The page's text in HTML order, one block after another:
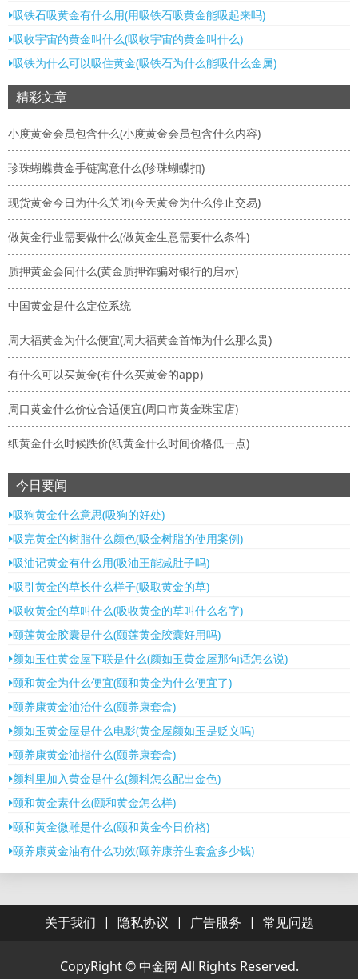
吸铁石吸黄金有什么用(用吸铁石吸黄金能吸起来吗)
吸收宇宙的黄金叫什么(吸收宇宙的黄金叫什么)
吸铁为什么可以吸住黄金(吸铁石为什么能吸什么金属)
精彩文章
小度黄金会员包含什么(小度黄金会员包含什么内容)
珍珠蝴蝶黄金手链寓意什么(珍珠蝴蝶扣)
现货黄金今日为什么关闭(今天黄金为什么停止交易)
做黄金行业需要做什么(做黄金生意需要什么条件)
质押黄金会问什么(黄金质押诈骗对银行的启示)
中国黄金是什么定位系统
周大福黄金为什么便宜(周大福黄金首饰为什么那么贵)
有什么可以买黄金(有什么买黄金的app)
周口黄金什么价位合适便宜(周口市黄金珠宝店)
纸黄金什么时候跌价(纸黄金什么时间价格低一点)
今日要闻
吸狗黄金什么意思(吸狗的好处)
吸完黄金的树脂什么颜色(吸金树脂的使用案例)
吸油记黄金有什么用(吸油王能减肚子吗)
吸引黄金的草长什么样子(吸取黄金的草)
吸收黄金的草叫什么(吸收黄金的草叫什么名字)
颐莲黄金胶囊是什么(颐莲黄金胶囊好用吗)
颜如玉住黄金屋下联是什么(颜如玉黄金屋那句话怎么说)
颐和黄金为什么便宜(颐和黄金为什么便宜了)
颐养康黄金油治什么(颐养康套盒)
颜如玉黄金屋是什么电影(黄金屋颜如玉是贬义吗)
颐养康黄金油指什么(颐养康套盒)
颜料里加入黄金是什么(颜料怎么配出金色)
颐和黄金素什么(颐和黄金怎么样)
颐和黄金微雕是什么(颐和黄金今日价格)
颐养康黄金油有什么功效(颐养康养生套盒多少钱)
关于我们 | 隐私协议 | 广告服务 | 常见问题
CopyRight © 中金网 All Rights Reserved.